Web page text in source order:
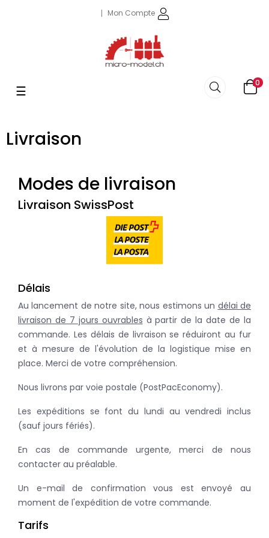
Mon Compte
Basculer
☰
0
Livraison
Modes de livraison
Livraison SwissPost
Délais
Au lancement de notre site, nous estimons un délai de
livraison de 7 jours ouvrables à partir de la date de la
commande. Les délais de livraison se réduiront au fur
et à mesure de l'évolution de la logistique mise en
place. Merci de votre compréhension.
Nous livrons par voie postale (PostPacEconomy).
Les expéditions se font du lundi au vendredi inclus
(sauf jours fériés).
En cas de commande urgente, merci de nous
contacter au préalable.
Un e-mail de confirmation vous est envoyé au
moment de l'expédition de votre commande.
Tarifs